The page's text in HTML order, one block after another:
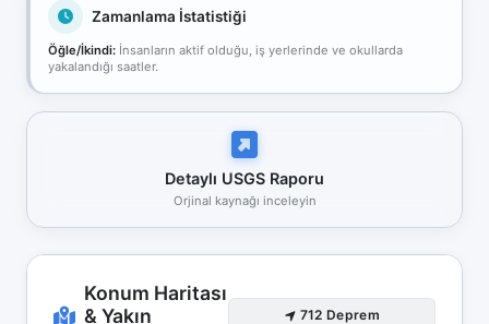
Zamanlama İstatistiği
Öğle/İkindi: İnsanların aktif olduğu, iş yerlerinde ve okullarda
yakalandığı saatler.
Detaylı USGS Raporu
Orjinal kaynağı inceleyin
Konum Haritası
& Yakın
712 Deprem